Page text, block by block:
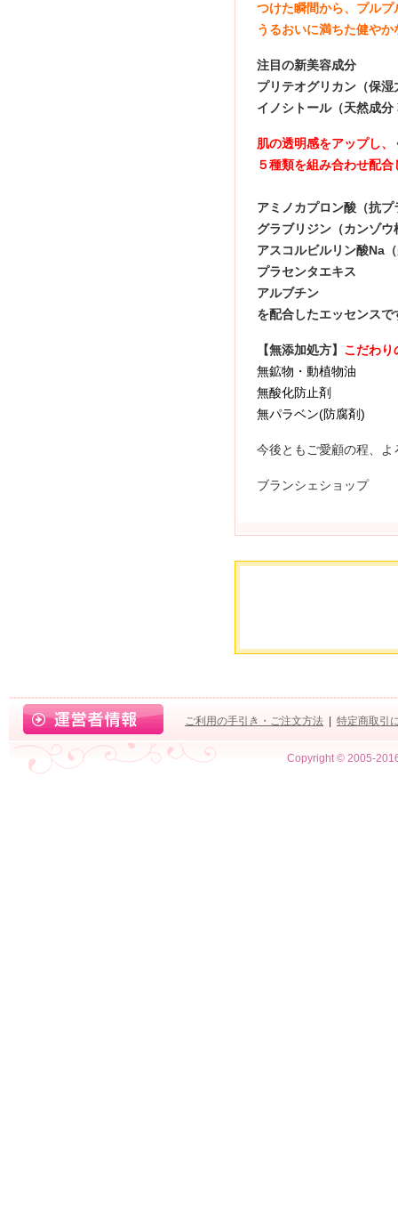
つけた瞬間から、プル
うるおいに満ちた健や
注目の新美容成分
プリテオグリカン（保
イノシトール（天然成
肌の透明感をアップし
５種類を組み合わせ配合
アミノカプロン酸（抗
グラブリジン（カンゾ
アスコルビルリン酸Na
プラセンタエキス
アルブチン
を配合したエッセンス
【無添加処方】 こだわり
無鉱物・動植物油
無酸化防止剤
無パラベン(防腐剤)
今後ともご愛顧の程、
ブランシェショップ
ご利用の手引き・ご注文方法 特定商取引
Copyright © 2005-